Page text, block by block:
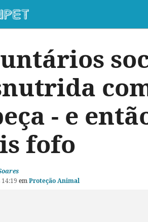
- e
fofo
emProteção Animal